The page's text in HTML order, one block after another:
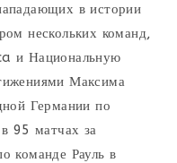
в истории
нескольких команд,
и Национальную
Максима
Германии по
95 матчах за
команде Рауль в